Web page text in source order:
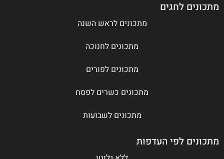
מתכונים לחגים
מתכונים לראש השנה
מתכונים לחנוכה
מתכונים לפורים
מתכונים כשרים לפסח
מתכונים לשבועות
מתכונים לפי העדפות